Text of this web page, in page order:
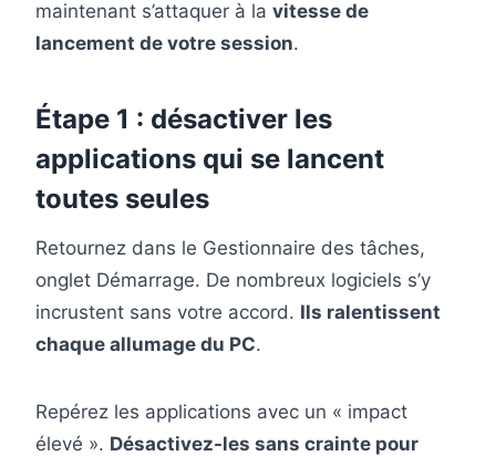
maintenant s’attaquer à la vitesse de
lancement de votre session.
Étape 1 : désactiver les
applications qui se lancent
toutes seules
Retournez dans le Gestionnaire des tâches,
onglet Démarrage. De nombreux logiciels s’y
incrustent sans votre accord. Ils ralentissent
chaque allumage du PC.
Repérez les applications avec un « impact
élevé ». Désactivez-les sans crainte pour